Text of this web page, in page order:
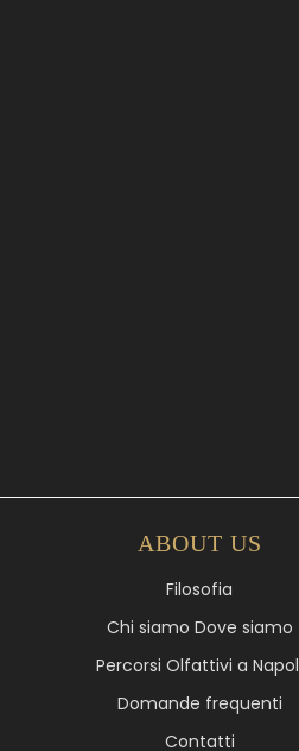
ABOUT US
Filosofia
Chi siamo Dove siamo
Percorsi Olfattivi a
Domande frequenti
Contatti